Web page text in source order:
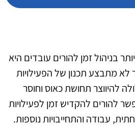
בניהול זמן להורים עובדים היא
לא מתבצע תכנון של הפעילויות
להיווצר תחושת כאוס וחוסר
להורים להקדיש זמן לפעילויות
עבודה והתחייבויות נוספות.